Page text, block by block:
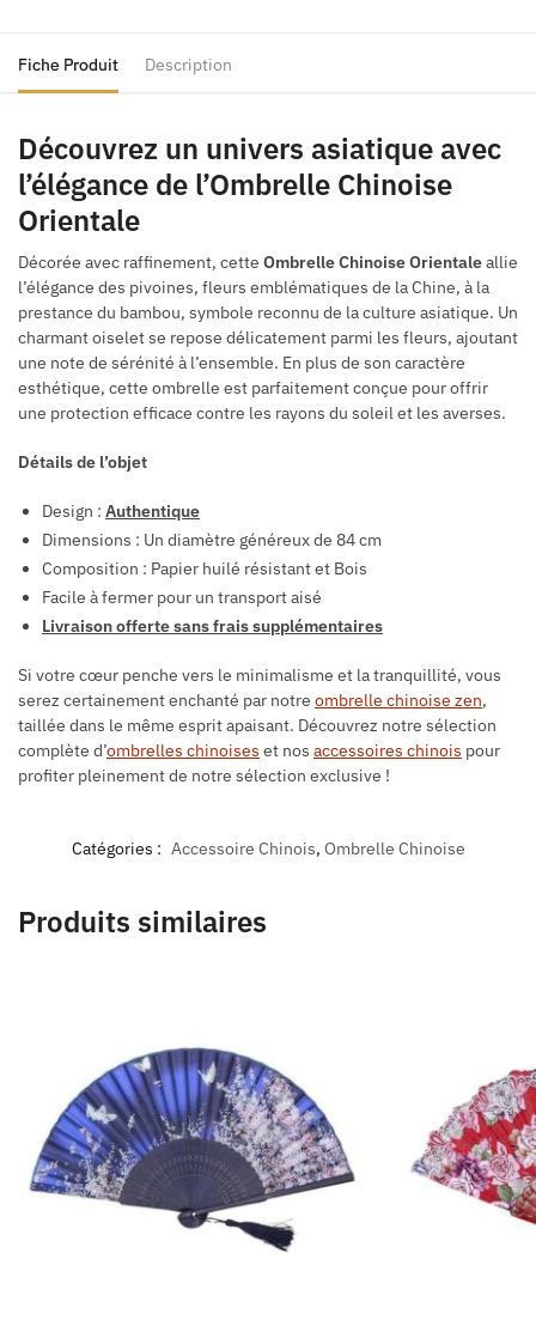
Fiche Produit Description
Découvrez un univers asiatique avec
l’élégance de l’Ombrelle Chinoise
Orientale
Décorée avec raffinement, cette Ombrelle Chinoise Orientaleallie
l’élégance des pivoines, fleurs emblématiques de la Chine, à la
prestance du bambou, symbole reconnu de la culture asiatique. Un
charmant oiselet se repose délicatement parmi les fleurs, ajoutant
une note de sérénité à l’ensemble. En plus de son caractère
esthétique, cette ombrelle est parfaitement conçue pour offrir
une protection efficace contre les rayons du soleil et les averses.
Détails de l’objet
Design : Authentique
Dimensions : Un diamètre généreux de 84 cm
Composition : Papier huilé résistant et Bois
Facile à fermer pour un transport aisé
Livraison offerte sans frais supplémentaires
Si votre cœur penche vers le minimalisme et la tranquillité, vous
serez certainement enchanté par notre ombrelle chinoise zen,
taillée dans le même esprit apaisant. Découvrez notre sélection
complète d’ombrelles chinoises et nos accessoires chinois pour
profiter pleinement de notre sélection exclusive !
Catégories : Accessoire Chinois, Ombrelle Chinoise
Produits similaires